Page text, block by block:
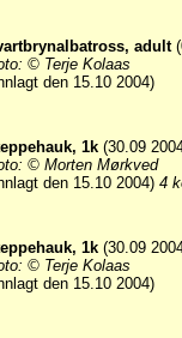
adult
© Terje Kolaas
den 15.10 2004)
1k (30.09
© Morten Mørkved
den 15.10 2004) 4
1k (30.09
© Terje Kolaas
den 15.10 2004)